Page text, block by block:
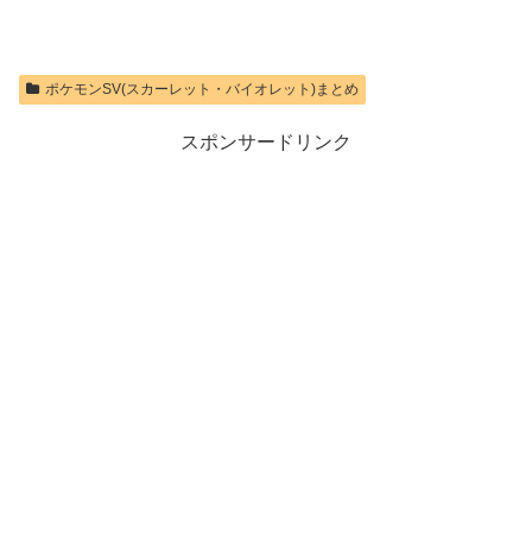
価格：¥7,286
ZCT2J01)
ポケモンSV(スカーレット・バイオレット)まとめ
スポンサードリンク